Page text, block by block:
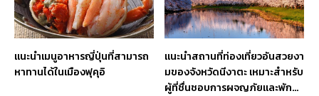
แนะนำเมนูอาหารญี่ปุ่นที่สามารถ
หาทานได้ในเมืองฟุคุอิ
แนะนำสถานที่ท่องเที่ยวอันสวยงา
มของจังหวัดนีงาตะ เหมาะสำหรับ
ผู้ที่ชื่นชอบการผจญภัยและพักผ่